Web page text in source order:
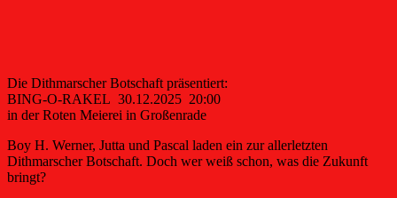
Die Dithmarscher Botschaft präsentiert:
BING-O-RAKEL 30.12.2025 20:00
in der Roten Meierei in Großenrade
Boy H. Werner, Jutta und Pascal laden ein zur allerletzten
Dithmarscher Botschaft. Doch wer weiß schon, was die Zukunft
bringt?